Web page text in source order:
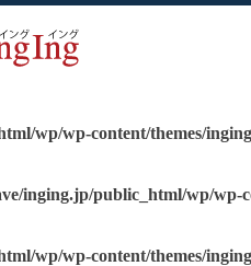
wp/wp-content/themes/
inging.jp/public_html/wp/wp-
wp/wp-content/themes/